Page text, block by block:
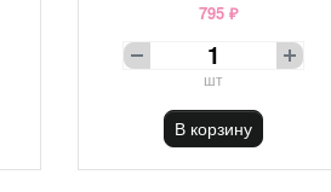
795 ₽
шт
В корзину